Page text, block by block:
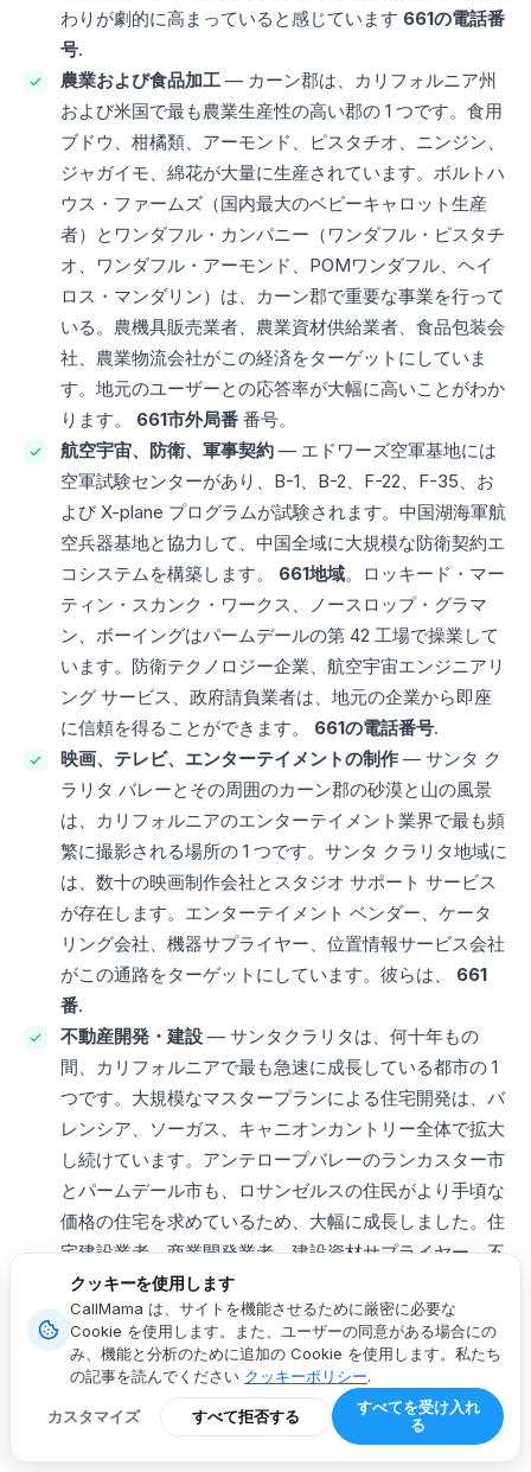
わりが劇的に高まっていると感じています 661の電話番
号.
農業および食品加工 — カーン郡は、カリフォルニア州
および米国で最も農業生産性の高い郡の 1 つです。食用
ブドウ、柑橘類、アーモンド、ピスタチオ、ニンジン、
ジャガイモ、綿花が大量に生産されています。ボルトハ
ウス・ファームズ（国内最大のベビーキャロット生産
者）とワンダフル・カンパニー（ワンダフル・ピスタチ
オ、ワンダフル・アーモンド、POMワンダフル、ヘイ
ロス・マンダリン）は、カーン郡で重要な事業を行って
いる。農機具販売業者、農業資材供給業者、食品包装会
社、農業物流会社がこの経済をターゲットにしていま
す。地元のユーザーとの応答率が大幅に高いことがわか
ります。 661市外局番 番号。
航空宇宙、防衛、軍事契約 — エドワーズ空軍基地には
空軍試験センターがあり、B-1、B-2、F-22、F-35、お
よび X-plane プログラムが試験されます。中国湖海軍航
空兵器基地と協力して、中国全域に大規模な防衛契約エ
コシステムを構築します。 661地域。ロッキード・マー
ティン・スカンク・ワークス、ノースロップ・グラマ
ン、ボーイングはパームデールの第 42 工場で操業して
います。防衛テクノロジー企業、航空宇宙エンジニアリ
ング サービス、政府請負業者は、地元の企業から即座
に信頼を得ることができます。 661の電話番号.
映画、テレビ、エンターテイメントの制作 — サンタ ク
ラリタ バレーとその周囲のカーン郡の砂漠と山の風景
は、カリフォルニアのエンターテイメント業界で最も頻
繁に撮影される場所の 1 つです。サンタ クラリタ地域に
は、数十の映画制作会社とスタジオ サポート サービス
が存在します。エンターテイメント ベンダー、ケータ
リング会社、機器サプライヤー、位置情報サービス会社
がこの通路をターゲットにしています。彼らは、 661
番.
不動産開発・建設 — サンタクラリタは、何十年もの
間、カリフォルニアで最も急速に成長している都市の 1
つです。大規模なマスタープランによる住宅開発は、バ
レンシア、ソーガス、キャニオンカントリー全体で拡大
し続けています。アンテロープバレーのランカスター市
とパームデール市も、ロサンゼルスの住民がより手頃な
価格の住宅を求めているため、大幅に成長しました。住
宅建設業者、商業開発業者、建設資材サプライヤー、不
動産管理会社は、この成長回廊に貢献しています。彼ら
は地元の企業から大きな恩恵を受けています661市外局
番番号。
CallMama から仮想電話番号を取得する方
クッキーを使用します
CallMama は、サイトを機能させるために厳密に必要な
Cookie を使用します。また、ユーザーの同意がある場合にの
み、機能と分析のために追加の Cookie を使用します。私たち
の記事を読んでください クッキーポリシー.
カスタマイズ すべて拒否する
すべてを受け入れ
る